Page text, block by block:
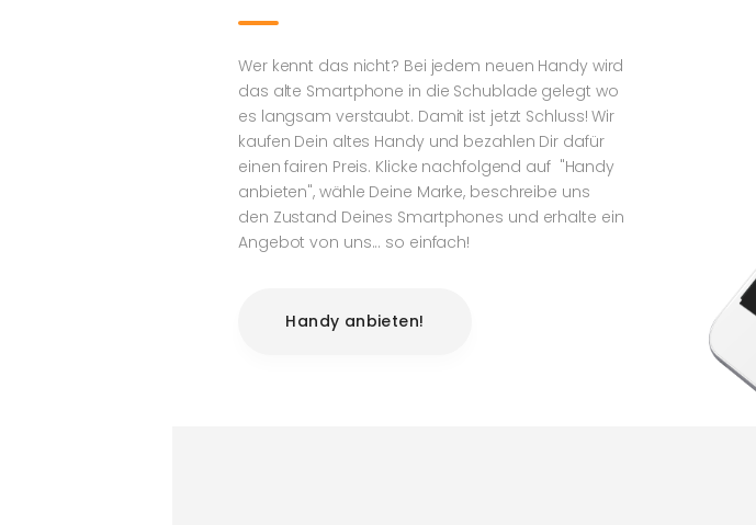
Wer kennt das nicht? Bei jedem neuen Handy wird
das alte Smartphone in die Schublade gelegt wo
es langsam verstaubt. Damit ist jetzt Schluss! Wir
kaufen Dein altes Handy und bezahlen Dir dafür
einen fairen Preis. Klicke nachfolgend auf "Handy
anbieten", wähle Deine Marke, beschreibe uns
den Zustand Deines Smartphones und erhalte ein
Angebot von uns... so einfach!
Handy anbieten!